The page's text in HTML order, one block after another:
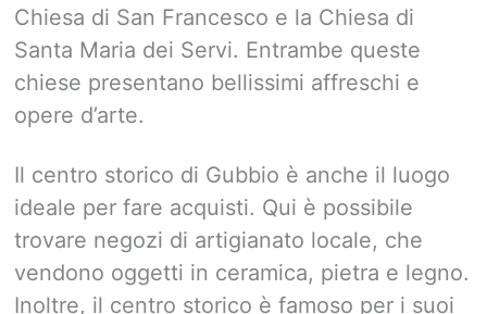
Chiesa di San Francesco e la Chiesa di
Santa Maria dei Servi. Entrambe queste
chiese presentano bellissimi affreschi e
opere d’arte.
Il centro storico di Gubbio è anche il luogo
ideale per fare acquisti. Qui è possibile
trovare negozi di artigianato locale, che
vendono oggetti in ceramica, pietra e legno.
Inoltre, il centro storico è famoso per i suoi